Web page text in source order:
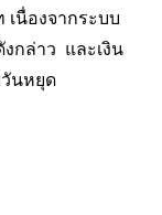
เนื่องจากระบบ
กล่าว และเงิน
นหยุด